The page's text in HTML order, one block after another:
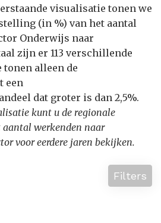
visualisatie tonen we
(in %) van het aantal
Onderwijs naar
zijn er 113 verschillende
tonen alleen de
een
dat groter is dan 2,5%.
kunt u de regionale
werkenden naar
voor eerdere jaren bekijken.
Filters